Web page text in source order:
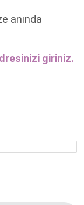
anında
giriniz.